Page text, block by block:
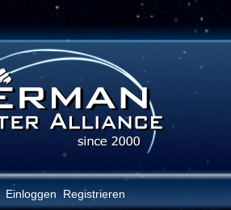
Einloggen Registrieren